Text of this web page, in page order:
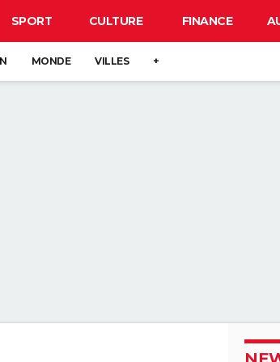
SPORT CULTURE FINANCE
MONDE VILLES +